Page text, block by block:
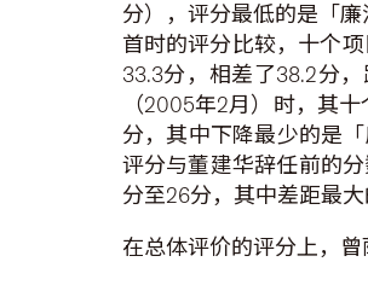
分），评分最低的是「
首时的评分比较，十个
33.3分，相差了38.2分
（2005年2月）时，其
分，其中下降最少的是
评分与董建华辞任前的
分至26分，其中差距最
在总体评价的评分上，